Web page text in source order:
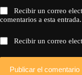
Recibir un correo
comentarios a esta entrada.
Recibir un correo
Publicar el comentario